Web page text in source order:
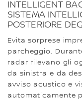
INTELLIGENT
SISTEMA
POSTERIORE
Evita sorprese
parcheggio.
radar rilevano gli
da sinistra e da
avviso acustico e
automaticamente